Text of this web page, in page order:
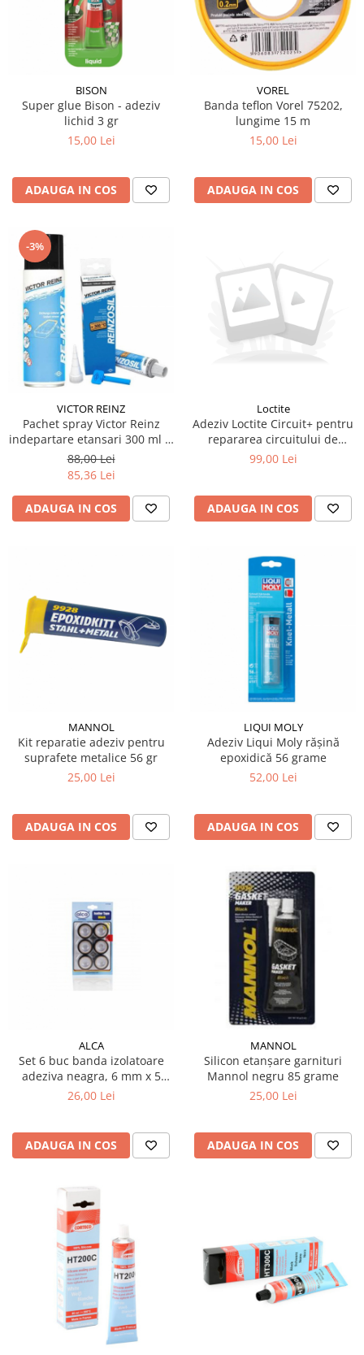
BISON
Super glue Bison - adeziv
lichid 3 gr
15,00 Lei
ADAUGA IN COS
VOREL
Banda teflon Vorel 75202,
lungime 15 m
15,00 Lei
ADAUGA IN COS
-3%
VICTOR REINZ
Pachet spray Victor Reinz
indepartare etansari 300 ml si
silicon etansare Victor Reinz
70 ml
88,00 Lei
85,36 Lei
ADAUGA IN COS
Loctite
Adeziv Loctite Circuit+ pentru
repararea circuitului de
incalzire a lunetei 2 ml
99,00 Lei
ADAUGA IN COS
MANNOL
Kit reparatie adeziv pentru
suprafete metalice 56 gr
25,00 Lei
ADAUGA IN COS
LIQUI MOLY
Adeziv Liqui Moly răşină
epoxidică 56 grame
52,00 Lei
ADAUGA IN COS
ALCA
Set 6 buc banda izolatoare
adeziva neagra, 6 mm x 5
metri
26,00 Lei
ADAUGA IN COS
MANNOL
Silicon etanșare garnituri
Mannol negru 85 grame
25,00 Lei
ADAUGA IN COS